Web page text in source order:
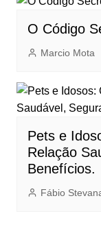
O Código
Marcio Mota
Pets e
Relação
Benefícios.
Fábio